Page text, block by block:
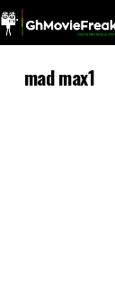
mad max1